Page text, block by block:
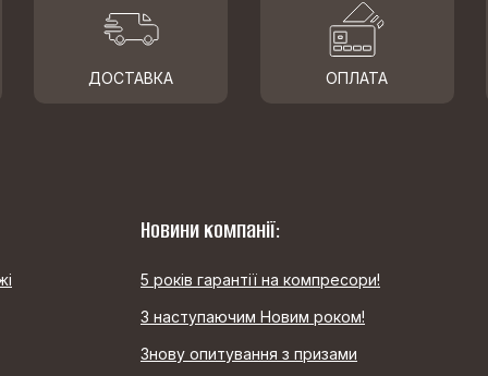
ДОСТАВКА ОПЛАТА
Новини компанії:
5 років гарантії на компресори!
З наступаючим Новим роком!
Знову опитування з призами